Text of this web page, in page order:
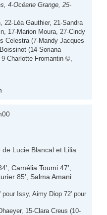
, 4-Océane Grange , 25-
, 22- Léa Gauthier, 21-Sandra
, 17-Marion Moura , 27-Cindy
Celestra (7-Mandy Jacques
Boissinot (14-Soriana
, 9-Charlotte Fromantin ©,
Lucie Blancal et Lilia
Camélia Toumi 47',
85', Salma Amani
pour Issy, Aimy Diop 72' pour
, 15-Clara Creus (10-